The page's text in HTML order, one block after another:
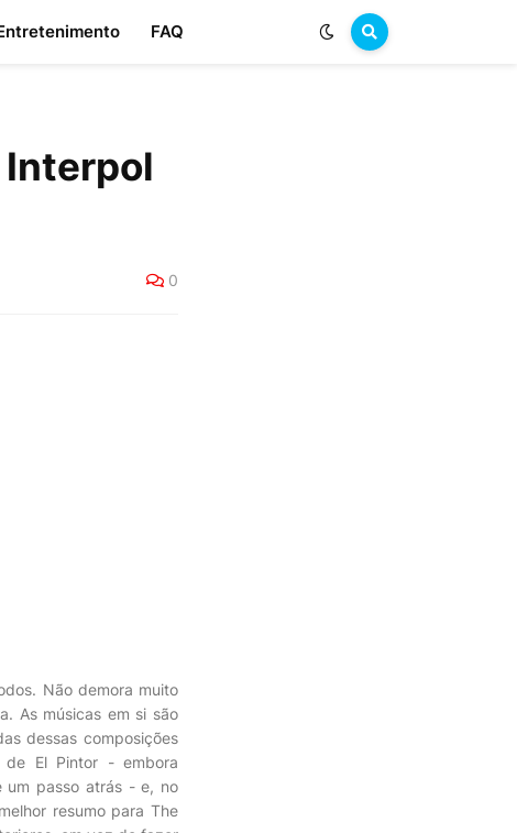
FAQ
Interpol
0
Não demora muito
As músicas em si são
dessas composições
de El Pintor - embora
um passo atrás - e, no
resumo para The